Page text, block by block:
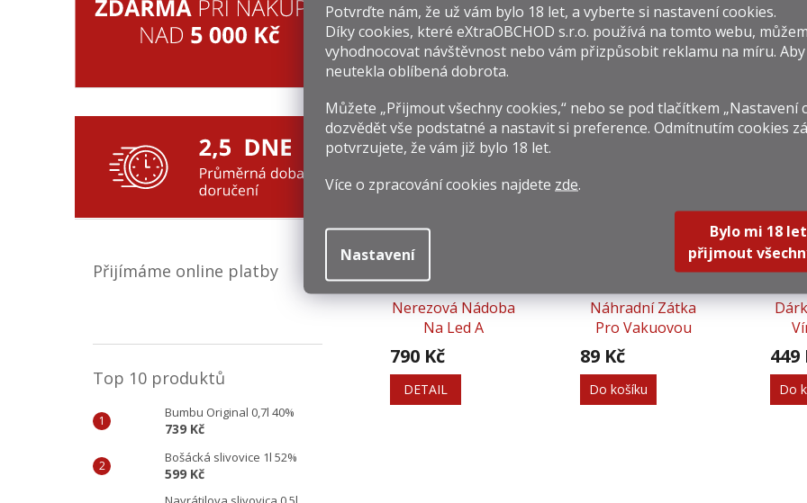
Potvrďte nám​​, že už vám bylo 18 let, a vyberte si nastavení cookies.
Díky cookies, které eXtraOBCHOD s.r.o. používá na tomto webu,
vyhodnocovat návštěvnost nebo vám přizpůsobit reklamu na míru.
neutekla oblíbená dobrota.
Můžete „Přijmout všechny cookies,“ nebo se pod tlačítkem „Nastavení
dozvědět vše podstatné a nastavit si preference. Odmítnutím cookies
potvrzujete, že vám již bylo 18 let.
Více o zpracování cookies najdete zde.
Nastavení
Bylo mi 18
přijmout
Přijímáme online platby
Top 10 produktů
Bumbu Original 0,7l 40%
739 Kč
Bošácká slivovice 1l 52%
599 Kč
plností, příjemným květinovým aroma a dlouhotrvající dochutí
Související produkty
Nerezová Nádoba
Na Led A
Servírování Vína
790 Kč
DETAIL
Náhradní Zátka
Pro Vakuovou
Pumpičku - 2 Ks
89 Kč
Do košíku
449
Do